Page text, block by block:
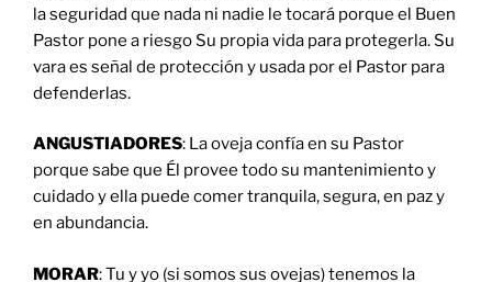
la seguridad que nada ni nadie le tocará porque el Buen
Pastor pone a riesgo Su propia vida para protegerla. Su
vara es señal de protección y usada por el Pastor para
defenderlas.
ANGUSTIADORES: La oveja confía en su Pastor
porque sabe que Él provee todo su mantenimiento y
cuidado y ella puede comer tranquila, segura, en paz y
en abundancia.
MORAR: Tu y yo (si somos sus ovejas) tenemos la